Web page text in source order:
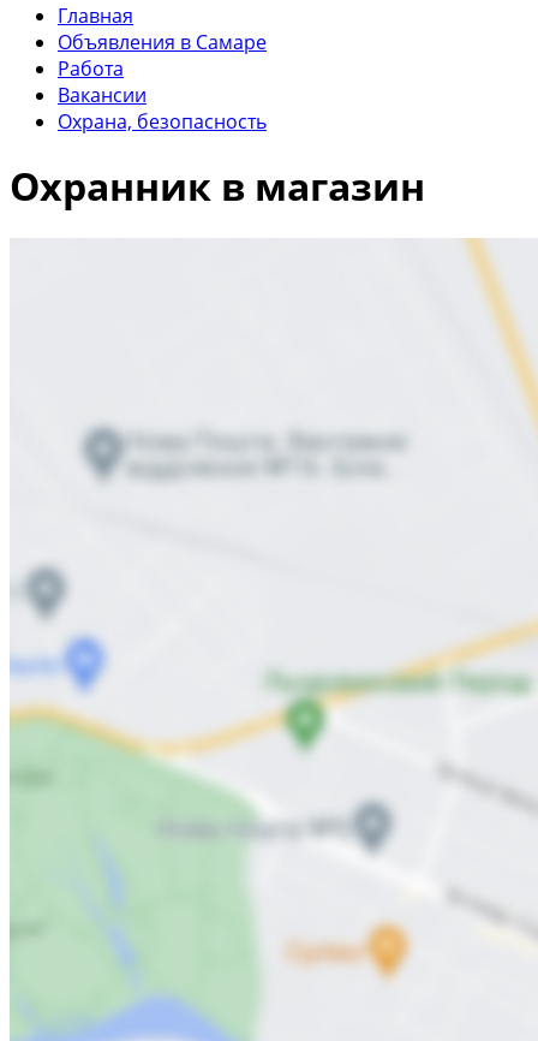
Главная
Объявления в Самаре
Работа
Вакансии
Охрана, безопасность
Охранник в магазин